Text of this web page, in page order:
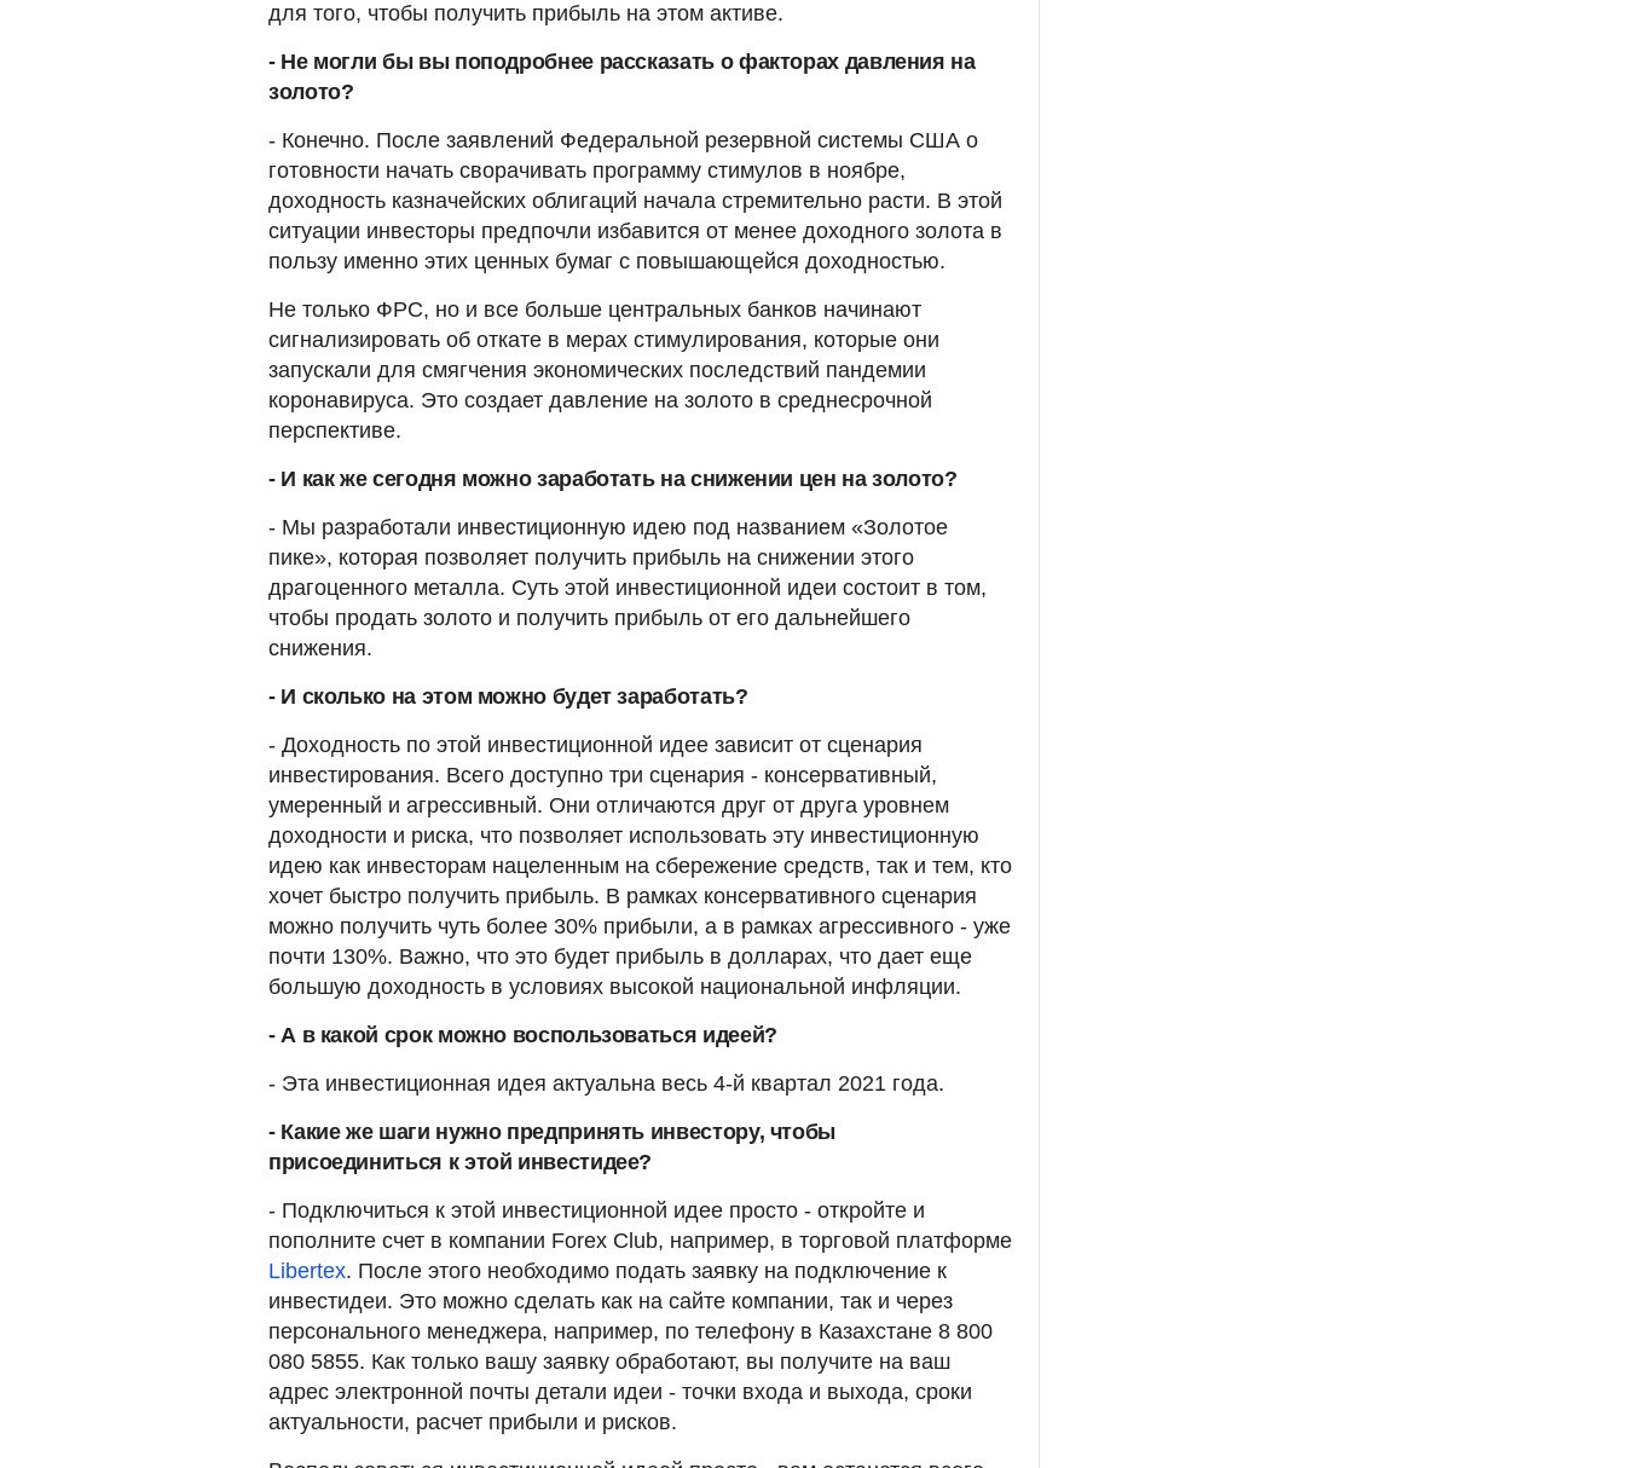
для того, чтобы получить прибыль на этом активе.
- Не могли бы вы поподробнее рассказать о факторах давления на
золото?
- Конечно. После заявлений Федеральной резервной системы США о
готовности начать сворачивать программу стимулов в ноябре,
доходность казначейских облигаций начала стремительно расти. В этой
ситуации инвесторы предпочли избавится от менее доходного золота в
пользу именно этих ценных бумаг с повышающейся доходностью.
Не только ФРС, но и все больше центральных банков начинают
сигнализировать об откате в мерах стимулирования, которые они
запускали для смягчения экономических последствий пандемии
коронавируса. Это создает давление на золото в среднесрочной
перспективе.
- И как же сегодня можно заработать на снижении цен на золото?
- Мы разработали инвестиционную идею под названием «Золотое
пике», которая позволяет получить прибыль на снижении этого
драгоценного металла. Суть этой инвестиционной идеи состоит в том,
чтобы продать золото и получить прибыль от его дальнейшего
снижения.
- И сколько на этом можно будет заработать?
- Доходность по этой инвестиционной идее зависит от сценария
инвестирования. Всего доступно три сценария - консервативный,
умеренный и агрессивный. Они отличаются друг от друга уровнем
доходности и риска, что позволяет использовать эту инвестиционную
идею как инвесторам нацеленным на сбережение средств, так и тем, кто
хочет быстро получить прибыль. В рамках консервативного сценария
можно получить чуть более 30% прибыли, а в рамках агрессивного - уже
почти 130%. Важно, что это будет прибыль в долларах, что дает еще
большую доходность в условиях высокой национальной инфляции.
- А в какой срок можно воспользоваться идеей?
- Эта инвестиционная идея актуальна весь 4-й квартал 2021 года.
- Какие же шаги нужно предпринять инвестору, чтобы
присоединиться к этой инвестидее?
- Подключиться к этой инвестиционной идее просто - откройте и
пополните счет в компании Forex Club, например, в торговой платформе
Libertex. После этого необходимо подать заявку на подключение к
инвестидеи. Это можно сделать как на сайте компании, так и через
персонального менеджера, например, по телефону в Казахстане 8 800
080 5855. Как только вашу заявку обработают, вы получите на ваш
адрес электронной почты детали идеи - точки входа и выхода, сроки
актуальности, расчет прибыли и рисков.